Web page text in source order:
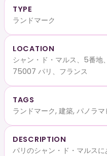
TYPE
ランドマーク
LOCATION
シャン・ド・マルス、5番地
75007 パリ、フランス
TAGS
ランドマーク, 建築, パノラ
DESCRIPTION
パリのシャン・ド・マルス